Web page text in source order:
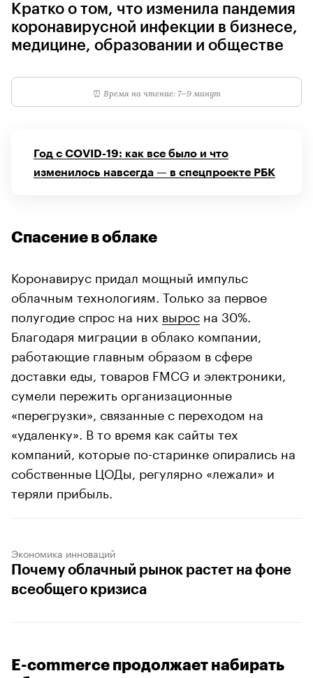
Кратко о том, что изменила пандемия
коронавирусной инфекции в бизнесе,
медицине, образовании и обществе
⏰ Время на чтение: 7–9 минут
Год с COVID-19: как все было и что
изменилось навсегда — в спецпроекте РБК
Спасение в облаке
Коронавирус придал мощный импульс
облачным технологиям. Только за первое
полугодие спрос на них вырос на 30%.
Благодаря миграции в облако компании,
работающие главным образом в сфере
доставки еды, товаров FMCG и электроники,
сумели пережить организационные
«перегрузки», связанные с переходом на
«удаленку». В то время как сайты тех
компаний, которые по-старинке опирались на
собственные ЦОДы, регулярно «лежали» и
теряли прибыль.
Экономика инноваций
Почему облачный рынок растет на фоне
всеобщего кризиса
E-commerce продолжает набирать